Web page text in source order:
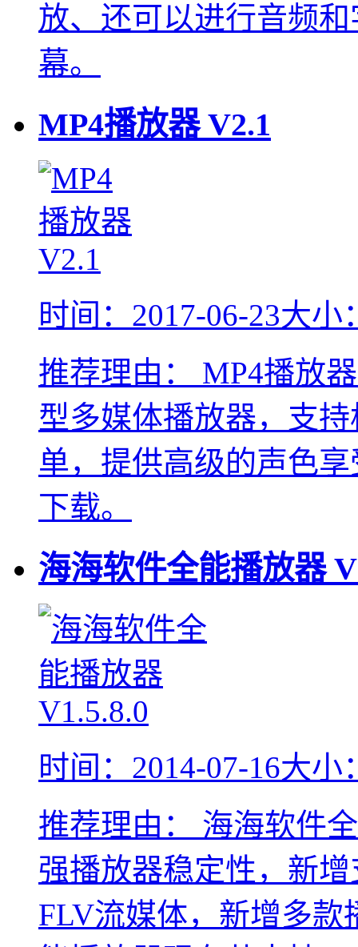
放、还可以进行音频
幕。
MP4播放器V2.1
时间：2017-06-23大小
推荐理由：
MP4播放
型多媒体播放器，支
单，提供高级的声色
下载。
海海软件全能播放器
时间：2014-07-16大小
推荐理由：
海海软件
强播放器稳定性，新
FLV流媒体，新增多